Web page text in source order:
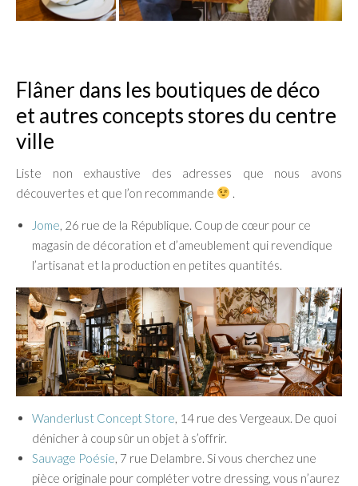
Flâner dans les boutiques de déco
et autres concepts stores du centre
ville
Liste non exhaustive des adresses que nous avons
découvertes et que l’on recommande
.
Jome, 26 rue de la République. Coup de cœur pour ce
magasin de décoration et d’ameublement qui revendique
l’artisanat et la production en petites quantités.
Wanderlust Concept Store, 14 rue des Vergeaux. De quoi
dénicher à coup sûr un objet à s’offrir.
Sauvage Poésie, 7 rue Delambre. Si vous cherchez une
pièce originale pour compléter votre dressing, vous n’aurez